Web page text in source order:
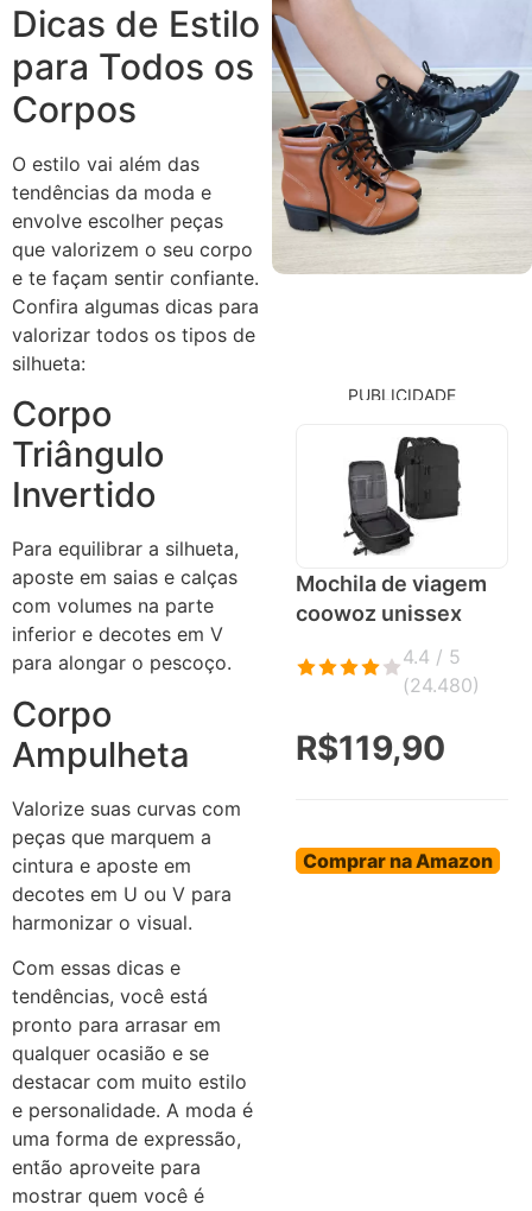
Dicas de Estilo
para Todos os
Corpos
O estilo vai além das
tendências da moda e
envolve escolher peças
que valorizem o seu corpo
e te façam sentir confiante.
Confira algumas dicas para
valorizar todos os tipos de
silhueta:
Corpo
Triângulo
Invertido
Para equilibrar a silhueta,
aposte em saias e calças
com volumes na parte
inferior e decotes em V
para alongar o pescoço.
Corpo
Ampulheta
Valorize suas curvas com
peças que marquem a
cintura e aposte em
decotes em U ou V para
harmonizar o visual.
Com essas dicas e
tendências, você está
pronto para arrasar em
qualquer ocasião e se
destacar com muito estilo
e personalidade. A moda é
uma forma de expressão,
então aproveite para
mostrar quem você é
PUBLICIDADE
Mochila de viagem
coowoz unissex
4.4 / 5
(24.480)
R$119,90
Comprar na Amazon